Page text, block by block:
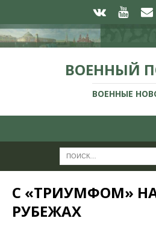
ВОЕННЫЙ
ВОЕННЫЕ
С «ТРИУМФОМ»
РУБЕЖАХ